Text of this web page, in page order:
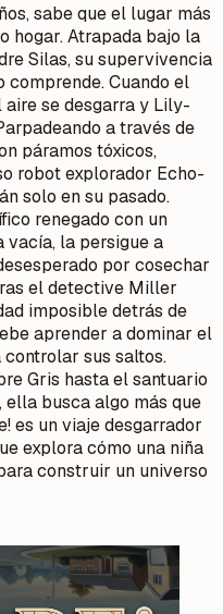
sabe que el lugar más
hogar. Atrapada bajo la
Silas, su supervivencia
comprende. Cuando el
se desgarra y Lily-
a través de
páramos tóxicos,
robot explorador Echo-
solo en su pasado.
renegado con un
vacía, la persigue a
por cosechar
el detective Miller
imposible detrás de
aprender a dominar el
sus saltos.
Gris hasta el santuario
ella busca algo más que
es un viaje desgarrador
explora cómo una niña
construir un universo